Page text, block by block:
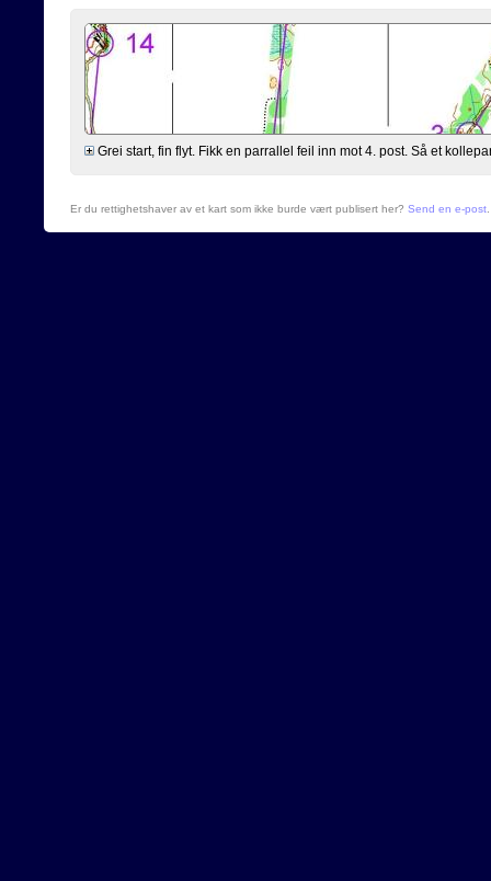
Grei start, fin flyt. Fikk en parrallel feil inn mot 4. post. Så et
Er du rettighetshaver av et kart som ikke burde vært publisert her? Send en e-post